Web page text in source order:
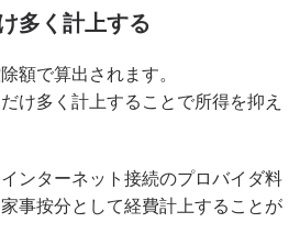
多く計上する
額で算出されます。
け多く計上することで所得を抑え
ンターネット接続のプロバイダ料
事按分として経費計上することが